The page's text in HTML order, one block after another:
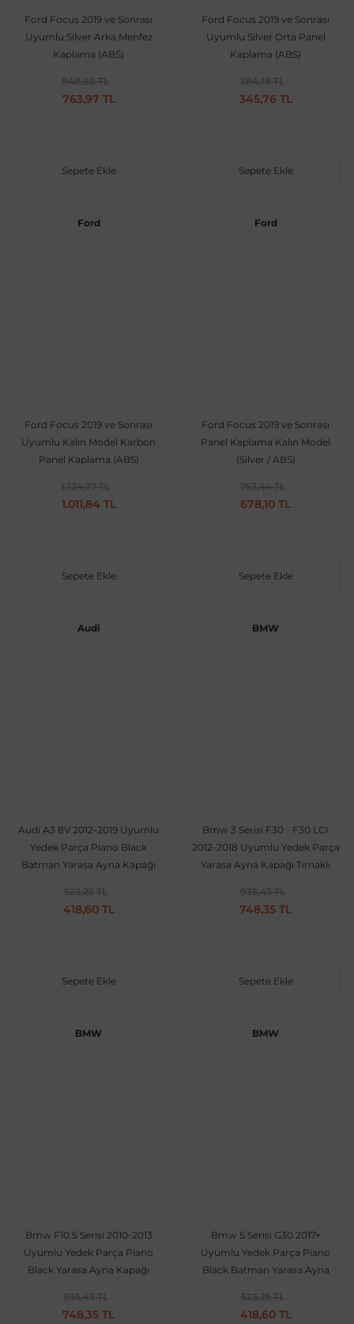
Ford Focus 2019 ve Sonrası
Uyumlu Silver Arka Menfez
Kaplama (ABS)
848,86 TL
763,97 TL
Sepete Ekle
Ford Focus 2019 ve Sonrası
Uyumlu Silver Orta Panel
Kaplama (ABS)
384,18 TL
345,76 TL
Sepete Ekle
Ford
Ford Focus 2019 ve Sonrası
Uyumlu Kalın Model Karbon
Panel Kaplama (ABS)
1.124,27 TL
1.011,84 TL
Sepete Ekle
Ford
Ford Focus 2019 ve Sonrası
Panel Kaplama Kalın Model
(Silver / ABS)
753,44 TL
678,10 TL
Sepete Ekle
Audi
Audi A3 8V 2012-2019 Uyumlu
Yedek Parça Piano Black
Batman Yarasa Ayna Kapağı
523,25 TL
418,60 TL
Sepete Ekle
BMW
Bmw 3 Serisi F30 - F30 LCI
2012-2018 Uyumlu Yedek Parça
Yarasa Ayna Kapağı Tırnaklı
935,43 TL
748,35 TL
Sepete Ekle
BMW
Bmw F10 5 Serisi 2010-2013
Uyumlu Yedek Parça Piano
Black Yarasa Ayna Kapağı
935,43 TL
748,35 TL
BMW
Bmw 5 Serisi G30 2017+
Uyumlu Yedek Parça Piano
Black Batman Yarasa Ayna
523,25 TL
418,60 TL